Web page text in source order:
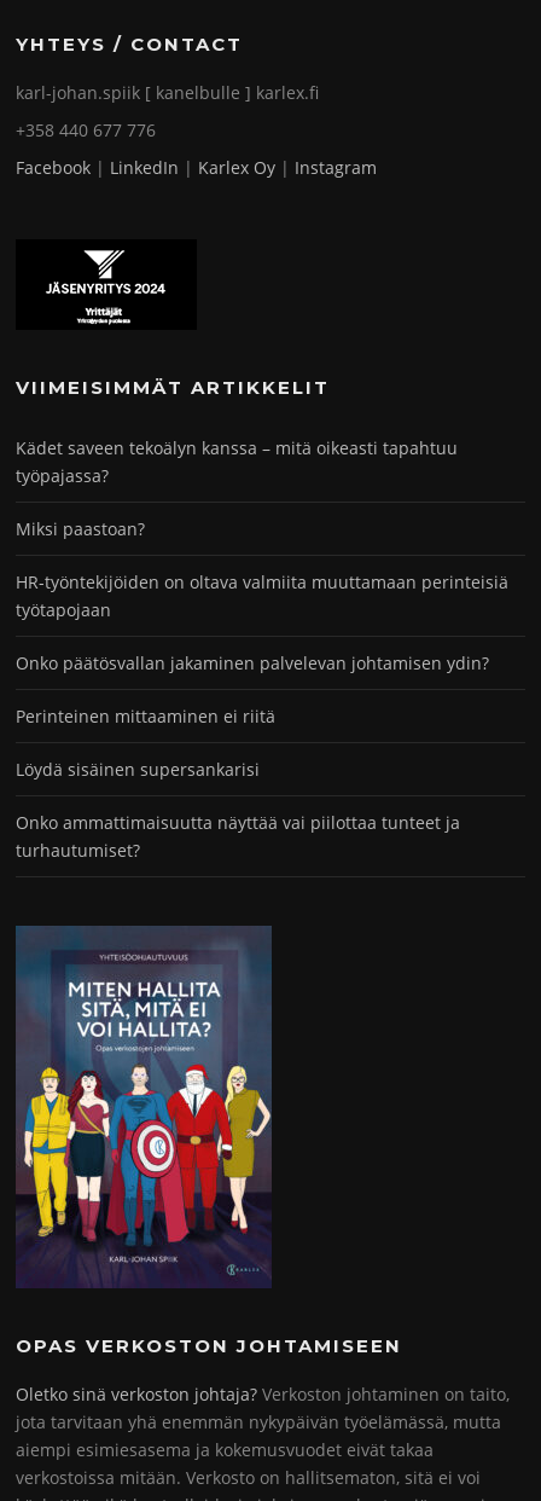
YHTEYS / CONTACT
karl-johan.spiik [ kanelbulle ] karlex.fi
+358 440 677 776
Facebook | LinkedIn | Karlex Oy | Instagram
VIIMEISIMMÄT ARTIKKELIT
Kädet saveen tekoälyn kanssa – mitä oikeasti tapahtuu
työpajassa?
Miksi paastoan?
HR-työntekijöiden on oltava valmiita muuttamaan perinteisiä
työtapojaan
Onko päätösvallan jakaminen palvelevan johtamisen ydin?
Perinteinen mittaaminen ei riitä
Löydä sisäinen supersankarisi
Onko ammattimaisuutta näyttää vai piilottaa tunteet ja
turhautumiset?
OPAS VERKOSTON JOHTAMISEEN
Oletko sinä verkoston johtaja? Verkoston johtaminen on taito,
jota tarvitaan yhä enemmän nykypäivän työelämässä, mutta
aiempi esimiesasema ja kokemusvuodet eivät takaa
verkostoissa mitään. Verkosto on hallitsematon, sitä ei voi